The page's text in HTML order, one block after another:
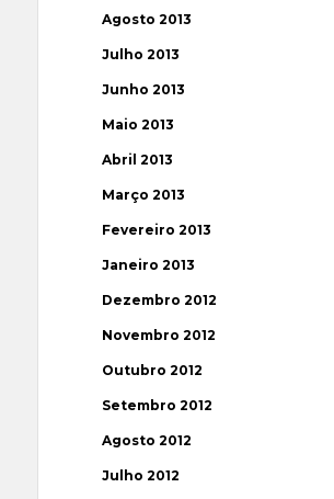
Agosto 2013
Julho 2013
Junho 2013
Maio 2013
Abril 2013
Março 2013
Fevereiro 2013
Janeiro 2013
Dezembro 2012
Novembro 2012
Outubro 2012
Setembro 2012
Agosto 2012
Julho 2012